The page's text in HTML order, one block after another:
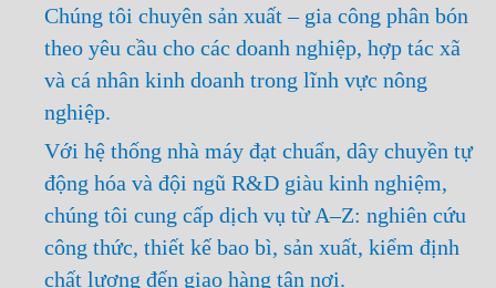
Chúng tôi chuyên sản xuất – gia công phân bón
theo yêu cầu cho các doanh nghiệp, hợp tác xã
và cá nhân kinh doanh trong lĩnh vực nông
nghiệp.
Với hệ thống nhà máy đạt chuẩn, dây chuyền tự
động hóa và đội ngũ R&D giàu kinh nghiệm,
chúng tôi cung cấp dịch vụ từ A–Z: nghiên cứu
công thức, thiết kế bao bì, sản xuất, kiểm định
chất lượng đến giao hàng tận nơi.